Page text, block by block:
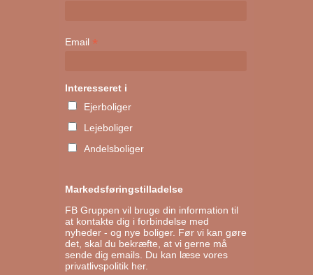
Email *
Interesseret i
Ejerboliger
Lejeboliger
Andelsboliger
Markedsføringstilladelse
FB Gruppen vil bruge din information til
at kontakte dig i forbindelse med
nyheder - og nye boliger. Før vi kan gøre
det, skal du bekræfte, at vi gerne må
sende dig emails. Du kan læse vores
privatlivspolitik her.